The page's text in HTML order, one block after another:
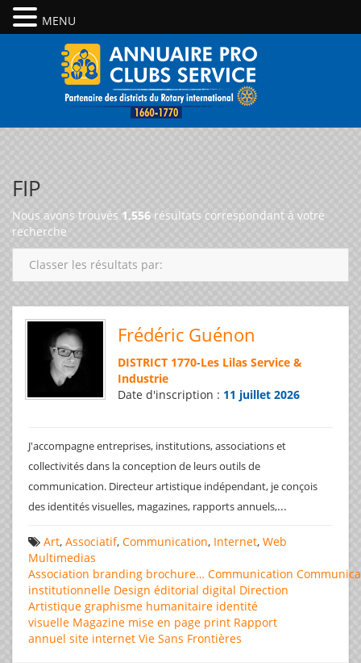
FIP
Nous avons trouvés 1,556 résultats correspondant à votre
recherche
Classer les résultats par:
Frédéric Guénon
DISTRICT 1770-Les Lilas Service &
Industrie
Date d'inscription : 11 juillet 2026
J'accompagne entreprises, institutions, associations et
collectivités dans la conception de leurs outils de
communication. Directeur artistique indépendant, je conçois
des identités visuelles, magazines, rapports annuels,...
Art, Associatif, Communication, Internet, Web
Multimedias
Association branding brochure… Communication
institutionnelle Design éditorial digital Direction
Artistique graphisme humanitaire identité
visuelle Magazine mise en page print Rapport
annuel site internet Vie Sans Frontières
MENU